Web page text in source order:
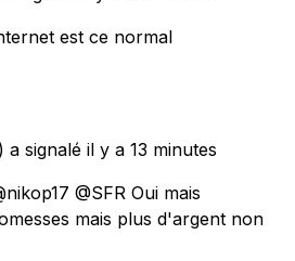
est ce normal
a signalé il y a 13 minutes
@SFR Oui mais
mais plus d'argent non